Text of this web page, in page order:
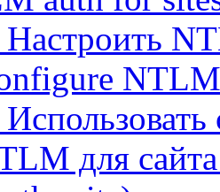
Настроить
для